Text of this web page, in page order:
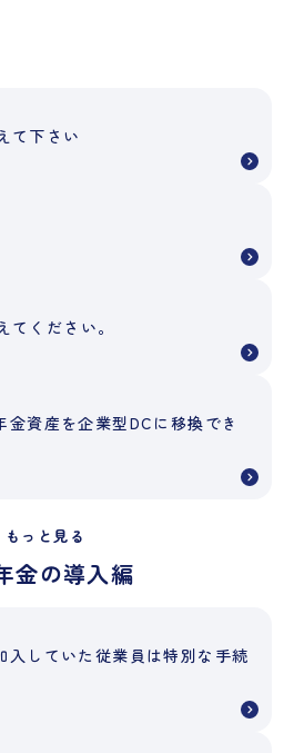
て下さい
ください。
資産を企業型DCに移換でき
もっと見る
金の導入編
入していた従業員は特別な手続